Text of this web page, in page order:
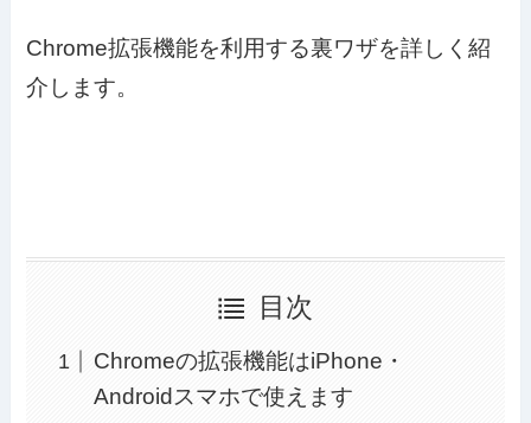
Chrome拡張機能を利用する裏ワザを詳しく紹
介します。
目次
Chromeの拡張機能はiPhone・
Androidスマホで使えます